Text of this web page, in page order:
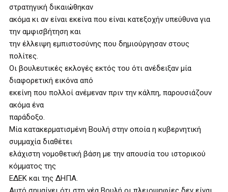
στρατηγική δικαιώθηκαν
ακόμα κι αν είναι εκείνα που είναι κατεξοχήν υπεύθυνα για
την αμφισβήτηση και
την έλλειψη εμπιστοσύνης που δημιούργησαν στους
πολίτες.
Οι βουλευτικές εκλογές εκτός του ότι ανέδειξαν μία
διαφορετική εικόνα από
εκείνη που πολλοί ανέμεναν πριν την κάλπη, παρουσιάζουν
ακόμα ένα
παράδοξο.
Μία κατακερματισμένη Βουλή στην οποία η κυβερνητική
συμμαχία διαθέτει
ελάχιστη νομοθετική βάση με την απουσία του ιστορικού
κόμματος της
ΕΔΕΚ και της ΔΗΠΑ.